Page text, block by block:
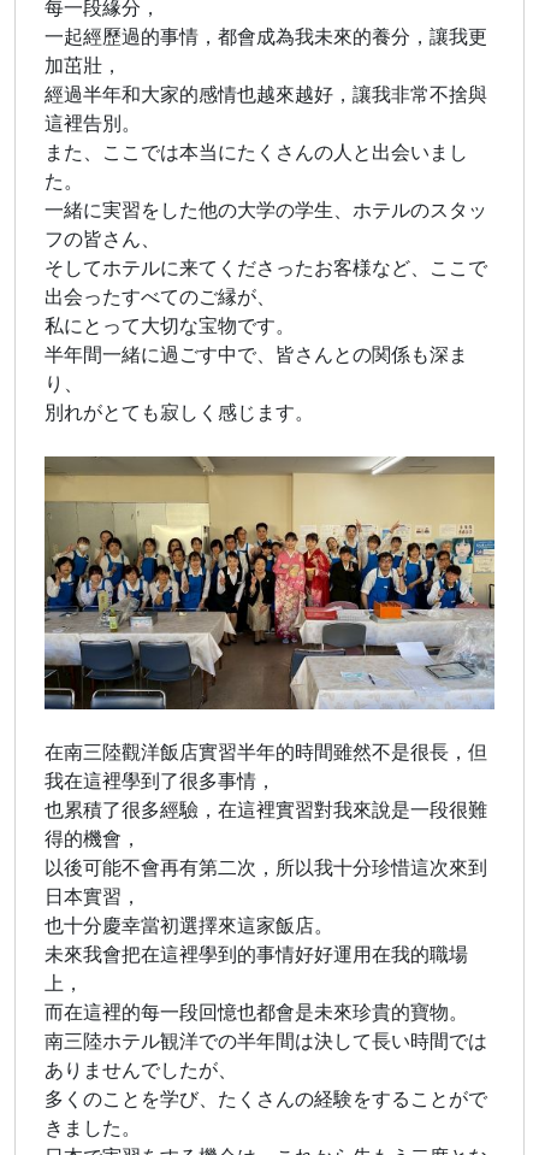
每一段緣分，
一起經歷過的事情，都會成為我未來的養分，讓我更
加茁壯，
經過半年和大家的感情也越來越好，讓我非常不捨與
這裡告別。
また、ここでは本当にたくさんの人と出会いまし
た。
一緒に実習をした他の大学の学生、ホテルのスタッ
フの皆さん、
そしてホテルに来てくださったお客様など、ここで
出会ったすべてのご縁が、
私にとって大切な宝物です。
半年間一緒に過ごす中で、皆さんとの関係も深ま
り、
別れがとても寂しく感じます。
在南三陸觀洋飯店實習半年的時間雖然不是很長，但
我在這裡學到了很多事情，
也累積了很多經驗，在這裡實習對我來說是一段很難
得的機會，
以後可能不會再有第二次，所以我十分珍惜這次來到
日本實習，
也十分慶幸當初選擇來這家飯店。
未來我會把在這裡學到的事情好好運用在我的職場
上，
而在這裡的每一段回憶也都會是未來珍貴的寶物。
南三陸ホテル観洋での半年間は決して長い時間では
ありませんでしたが、
多くのことを学び、たくさんの経験をすることがで
きました。